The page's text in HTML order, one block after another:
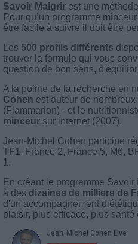
Savoir Maigrirest une
Pour qu’un programme
être facile à suivre il doit être
Les 500 profils différents
trouver la formule qui vous
question de bon sens,
A la pointe de la recherche en
Cohen est auteur de
(Flammarion) - et le
minceursur internet (2007).
Jean-Michel Cohen participe
TF1, France 2, France 5, M6,
1.
En créant le programme
à des dizaines de milliers de
d'un accompagnement
plaisir, plus efficace, plus